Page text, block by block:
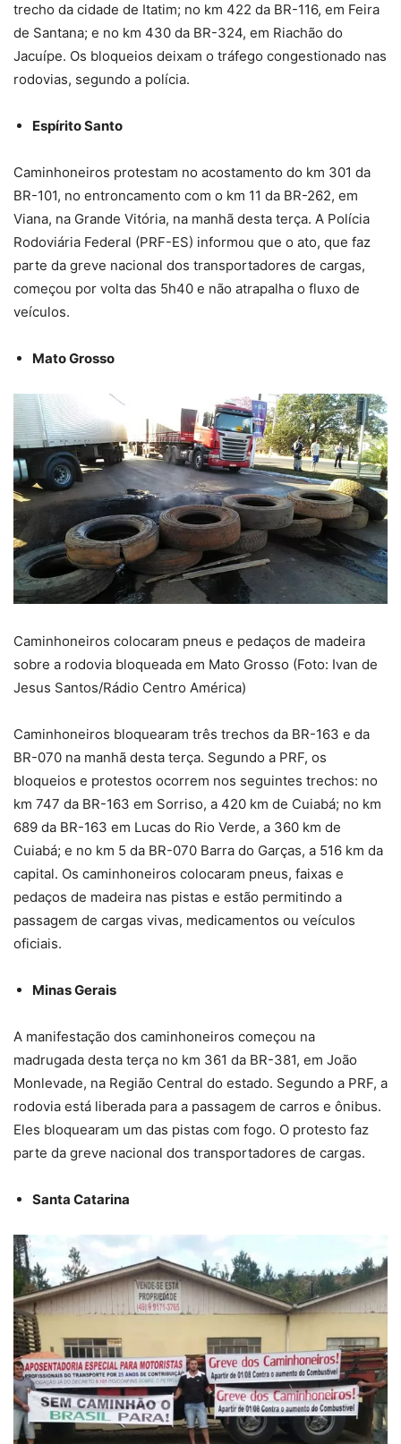
trecho da cidade de Itatim; no km 422 da BR-116, em Feira
de Santana; e no km 430 da BR-324, em Riachão do
Jacuípe. Os bloqueios deixam o tráfego congestionado nas
rodovias, segundo a polícia.
Espírito Santo
Caminhoneiros protestam no acostamento do km 301 da
BR-101, no entroncamento com o km 11 da BR-262, em
Viana, na Grande Vitória, na manhã desta terça. A Polícia
Rodoviária Federal (PRF-ES) informou que o ato, que faz
parte da greve nacional dos transportadores de cargas,
começou por volta das 5h40 e não atrapalha o fluxo de
veículos.
Mato Grosso
Caminhoneiros colocaram pneus e pedaços de madeira
sobre a rodovia bloqueada em Mato Grosso (Foto: Ivan de
Jesus Santos/Rádio Centro América)
Caminhoneiros bloquearam três trechos da BR-163 e da
BR-070 na manhã desta terça. Segundo a PRF, os
bloqueios e protestos ocorrem nos seguintes trechos: no
km 747 da BR-163 em Sorriso, a 420 km de Cuiabá; no km
689 da BR-163 em Lucas do Rio Verde, a 360 km de
Cuiabá; e no km 5 da BR-070 Barra do Garças, a 516 km da
capital. Os caminhoneiros colocaram pneus, faixas e
pedaços de madeira nas pistas e estão permitindo a
passagem de cargas vivas, medicamentos ou veículos
oficiais.
Minas Gerais
A manifestação dos caminhoneiros começou na
madrugada desta terça no km 361 da BR-381, em João
Monlevade, na Região Central do estado. Segundo a PRF, a
rodovia está liberada para a passagem de carros e ônibus.
Eles bloquearam um das pistas com fogo. O protesto faz
parte da greve nacional dos transportadores de cargas.
Santa Catarina